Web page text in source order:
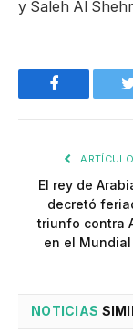
y Saleh Al
Facebook
El rey de
decretó
triunfo contra
en el
NOTICIAS